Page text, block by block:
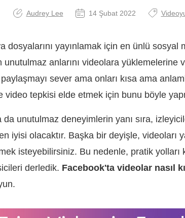
Audrey Lee 14 Şubat 2022
dosyalarını yayınlamak için en ünlü
unutulmaz anlarını videolara yüklemelerine
sever ama onları kısa ama
video tepkisi elde etmek için bunu böyle
da unutulmaz deneyimlerin yanı sıra,
iyisi olacaktır. Başka bir deyişle, videoları
isteyebilirsiniz. Bu nedenle, pratik yolları
derledik. Facebook'ta videolar nasıl